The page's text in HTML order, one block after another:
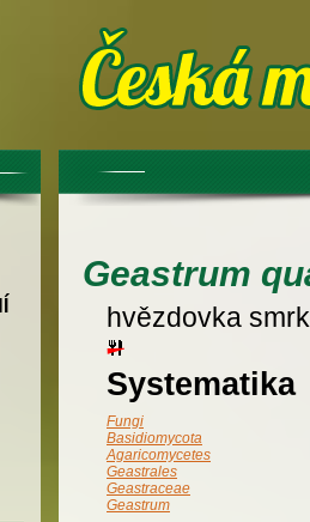
Geastrum
hvězdovka
Systematika
Fungi
Basidiomycota
Agaricomycetes
Geastrales
Geastraceae
Geastrum